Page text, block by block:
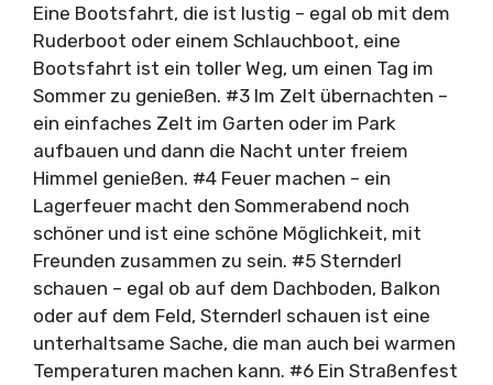
Eine Bootsfahrt, die ist lustig – egal ob mit dem
Ruderboot oder einem Schlauchboot, eine
Bootsfahrt ist ein toller Weg, um einen Tag im
Sommer zu genießen. #3 Im Zelt übernachten –
ein einfaches Zelt im Garten oder im Park
aufbauen und dann die Nacht unter freiem
Himmel genießen. #4 Feuer machen – ein
Lagerfeuer macht den Sommerabend noch
schöner und ist eine schöne Möglichkeit, mit
Freunden zusammen zu sein. #5 Sternderl
schauen – egal ob auf dem Dachboden, Balkon
oder auf dem Feld, Sternderl schauen ist eine
unterhaltsame Sache, die man auch bei warmen
Temperaturen machen kann. #6 Ein Straßenfest